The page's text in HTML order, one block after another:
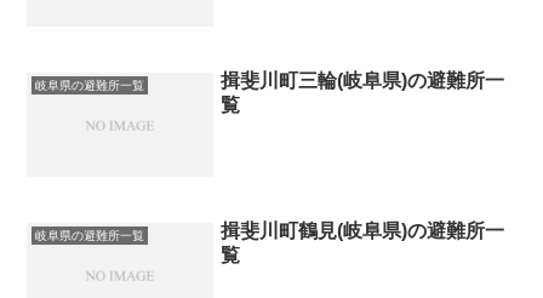
岐阜県の避難所一覧
揖斐川町三輪(岐阜県)の避難所一
覧
岐阜県の避難所一覧
揖斐川町鶴見(岐阜県)の避難所一
覧